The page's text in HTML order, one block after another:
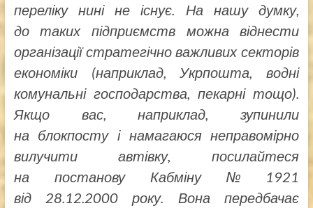
переліку нині не існує. На нашу думку,
до таких підприємств можна віднести
організації стратегічно важливих секторів
економіки (наприклад, Укрпошта, водні
комунальні господарства, пекарні тощо).
Якщо вас, наприклад, зупинили
на блокпосту і намагаюся неправомірно
вилучити автівку, посилайтеся
на постанову Кабміну № 1921
від 28.12.2000 року. Вона передбачає